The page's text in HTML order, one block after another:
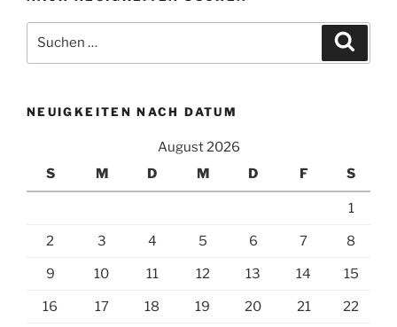
nach:
NEUIGKEITEN NACH DATUM
August 2026
S
M D M D F S
1
2 3 4 5 6 7 8
9 10 11 12 13 14 15
16 17 18 19 20 21 22